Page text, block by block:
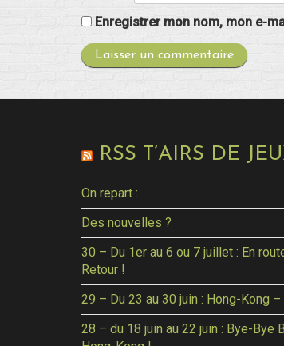
Enregistrer mon nom, mon e-
RSS T’AIRS DE
On repart :
Des nouvelles ?
30 – Du 1er au 6 ou 7 juillet : En
Retour !
29 – Du 23 au 30 juin : Hong-Kong
28 – du 18 juin au 22 juin : Bye-Bye